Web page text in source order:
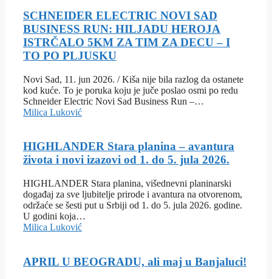
SCHNEIDER ELECTRIC NOVI SAD
BUSINESS RUN: HILJADU HEROJA
ISTRČALO 5KM ZA TIM ZA DECU – I
TO PO PLJUSKU
Novi Sad, 11. jun 2026. / Kiša nije bila razlog da ostanete
kod kuće. To je poruka koju je juče poslao osmi po redu
Schneider Electric Novi Sad Business Run –…
Milica Luković
HIGHLANDER Stara planina – avantura
života i novi izazovi od 1. do 5. jula 2026.
HIGHLANDER Stara planina, višednevni planinarski
događaj za sve ljubitelje prirode i avantura na otvorenom,
održaće se šesti put u Srbiji od 1. do 5. jula 2026. godine.
U godini koja…
Milica Luković
APRIL U BEOGRADU, ali maj u Banjaluci!